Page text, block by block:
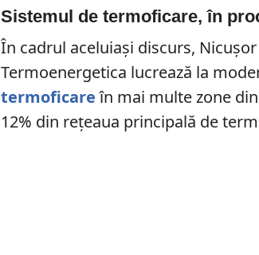
Sistemul de termoficare, în
În cadrul aceluiași discurs,
Termoenergetica lucrează la
termoficareîn mai multe zone
12% din rețeaua principală de